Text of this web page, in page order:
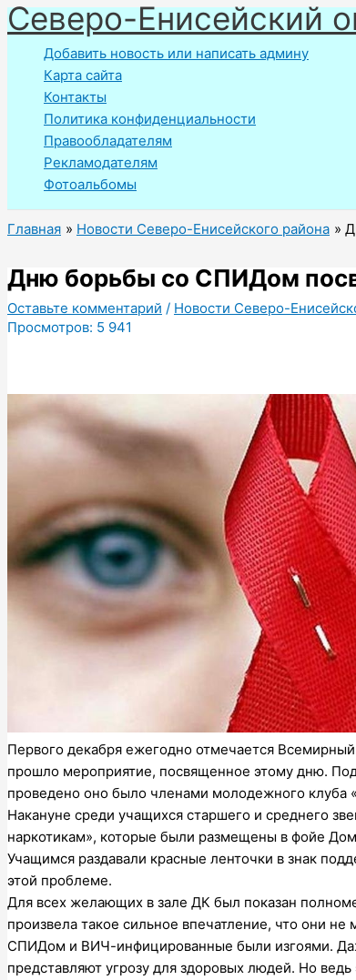
Перейти
к
содержимому
Северо-Енисейский
Добавить новость или написать админу
Карта сайта
Контакты
Политика конфиденциальности
Правообладателям
Рекламодателям
Фотоальбомы
Главная Новости Северо-Енисейского района
Дню борьбы со СПИДом
Оставьте комментарий / Новости Северо-
Просмотров: 5 941
Первого декабря ежегодно отмечается
прошло мероприятие, посвященное этому дню.
проведено оно было членами молодежного клуба
Накануне среди учащихся старшего и среднего
наркотикам», которые были размещены в фойе
Учащимся раздавали красные ленточки в знак
этой проблеме.
Для всех желающих в зале ДК был показан
произвела такое сильное впечатление, что они
СПИДом и ВИЧ-инфицированные были изгоями.
представляют угрозу для здоровых людей. Но